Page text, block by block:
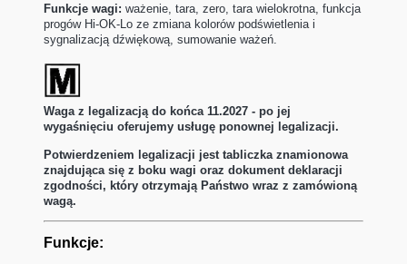
Funkcje wagi: ważenie, tara, zero, tara wielokrotna, funkcja
progów Hi-OK-Lo ze zmiana kolorów podświetlenia i
sygnalizacją dźwiękową, sumowanie ważeń.
Waga z legalizacją do końca 11.2027 - po jej
wygaśnięciu oferujemy usługę ponownej legalizacji.
Potwierdzeniem legalizacji jest tabliczka znamionowa
znajdująca się z boku wagi oraz dokument deklaracji
zgodności, który otrzymają Państwo wraz z zamówioną
wagą.
Funkcje: